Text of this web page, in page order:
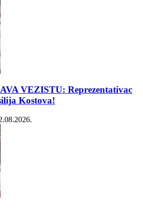
VEZISTU: Reprezentativac
Kostova!